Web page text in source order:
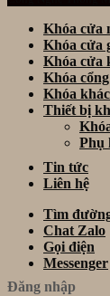
Khóa cửa
Khóa cửa
Khóa cửa
Khóa
Khóa
Thiết bị
Phụ
Tin tức
Liên hệ
Tìm
Chat Zalo
Gọi điện
Messenger
Đăng nhập